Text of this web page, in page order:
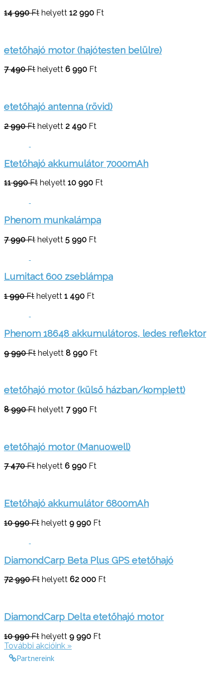
14 990 Ft helyett 12 990 Ft
etetőhajó motor (hajótesten belülre)
7 490 Ft helyett 6 990 Ft
etetőhajó antenna (rövid)
2 990 Ft helyett 2 490 Ft
Etetőhajó akkumulátor 7000mAh
11 990 Ft helyett 10 990 Ft
Phenom munkalámpa
7 990 Ft helyett 5 990 Ft
Lumitact 600 zseblámpa
1 990 Ft helyett 1 490 Ft
Phenom 18648 akkumulátoros, ledes reflektor
9 990 Ft helyett 8 990 Ft
etetőhajó motor (külső házban/komplett)
8 990 Ft helyett 7 990 Ft
etetőhajó motor (Manuowell)
7 470 Ft helyett 6 990 Ft
Etetőhajó akkumulátor 6800mAh
10 990 Ft helyett 9 990 Ft
DiamondCarp Beta Plus GPS etetőhajó
72 990 Ft helyett 62 000 Ft
DiamondCarp Delta etetőhajó motor
10 990 Ft helyett 9 990 Ft
További akcióink »
Partnereink